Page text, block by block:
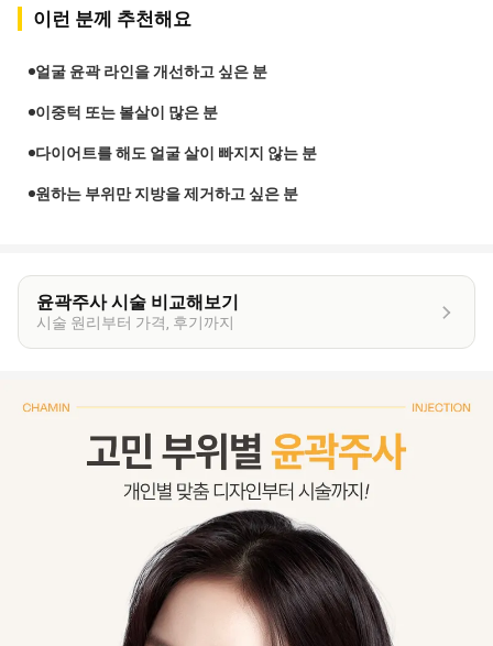
이런 분께 추천해요
얼굴 윤곽 라인을 개선하고 싶은 분
이중턱 또는 볼살이 많은 분
다이어트를 해도 얼굴 살이 빠지지 않는 분
원하는 부위만 지방을 제거하고 싶은 분
윤곽주사 시술 비교해보기
시술 원리부터 가격, 후기까지
이